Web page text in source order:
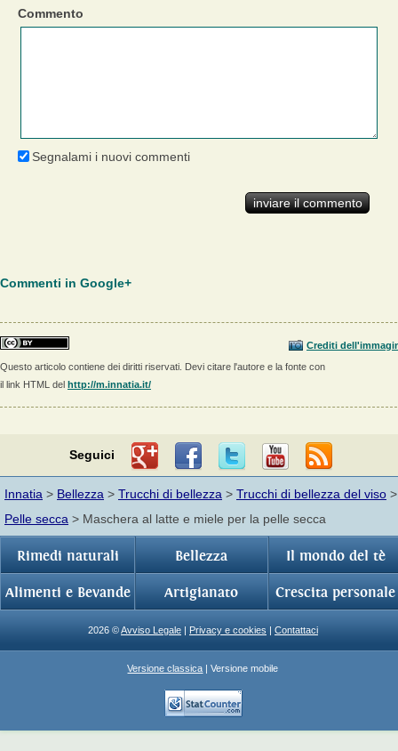
Commento
Segnalami i nuovi commenti
Commenti in Google+
Crediti
Questo articolo contiene dei diritti riservati. Devi citare l'autore e la fonte con
il link HTML del http://m.innatia.it/
Seguici
Innatia > Bellezza > Trucchi di bellezza > Trucchi di bellezza del viso >
Pelle secca > Maschera al latte e miele per la pelle secca
Rimedi naturali Bellezza Il mondo del tè
Alimenti e Bevande Artigianato Crescita personale
2026 ©Avviso Legale | Privacy e cookies | Contattaci
Versione classica | Versione mobile